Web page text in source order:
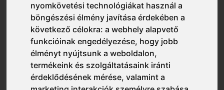
nyomkövetési technológiákat használ a
böngészési élmény javítása érdekében a
következő célokra:a webhely alapvető
funkcióinak engedélyezése, hogy jobb
élményt nyújtsunk a weboldalon,
termékeink és szolgáltatásaink iránti
érdeklődésének mérése, valamint a
PW22 Portwest Gumipántos
Challenger védőszemüveg